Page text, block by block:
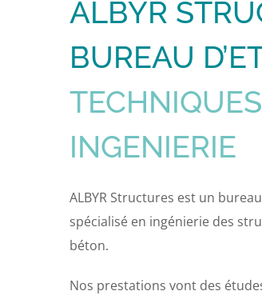
ALBYR
BUREAU
INGENIERIE
ALBYR Structures est un
spécialisé en ingénierie des
béton.
Nos prestations vont des